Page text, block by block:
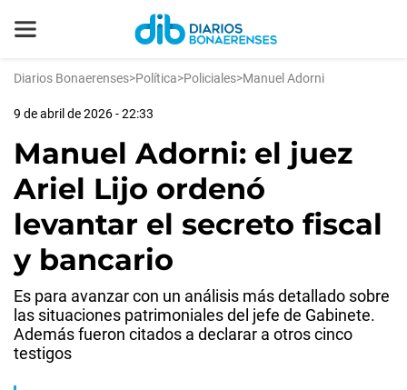
Diarios Bonaerenses>Política>Policiales>Manuel Adorni
9 de abril de 2026 - 22:33
Manuel Adorni: el juez
Ariel Lijo ordenó
levantar el secreto fiscal
y bancario
Es para avanzar con un análisis más detallado sobre
las situaciones patrimoniales del jefe de Gabinete.
Además fueron citados a declarar a otros cinco
testigos